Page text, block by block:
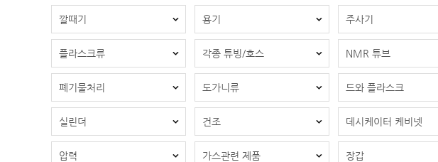
깔때기 용기 주사기
플라스크류 각종 튜빙/호스 NMR 튜브
폐기물처리 도가니류 드와 플라스크
실린더 건조 데시케이터 케비넷
압력 가스관련 제품 장갑